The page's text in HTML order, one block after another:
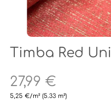
Timba Red Uni
27,99 €
5,25 €/m² (5.33 m²)